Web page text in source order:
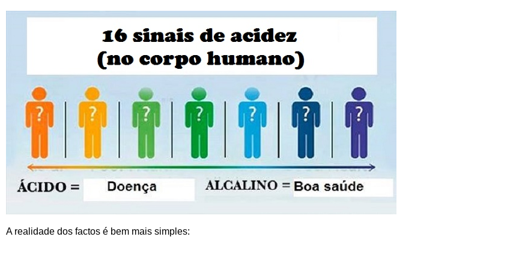
A realidade dos factos é bem mais simples: